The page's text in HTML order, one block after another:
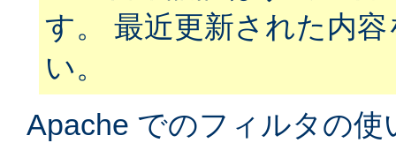
す。 最近更新された内
い。
Apache でのフィルタの